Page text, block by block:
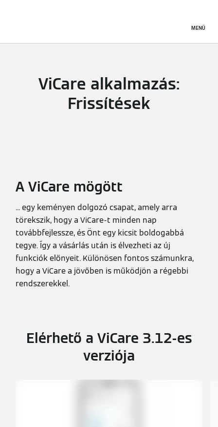
MENÜ
ViCare alkalmazás:
Frissítések
A ViCare mögött
... egy keményen dolgozó csapat, amely arra
törekszik, hogy a ViCare-t minden nap
továbbfejlessze, és Önt egy kicsit boldogabbá
tegye. Így a vásárlás után is élvezheti az új
funkciók előnyeit. Különösen fontos számunkra,
hogy a ViCare a jövőben is működjön a régebbi
rendszerekkel.
Elérhető a ViCare 3.12-es
verziója